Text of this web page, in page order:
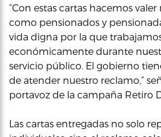
“Con estas cartas hacemos
como pensionados y
vida digna por la que
económicamente durante
servicio público. El gobierno
de atender nuestro reclamo,”
portavoz de la campaña Retiro
Las cartas entregadas no solo